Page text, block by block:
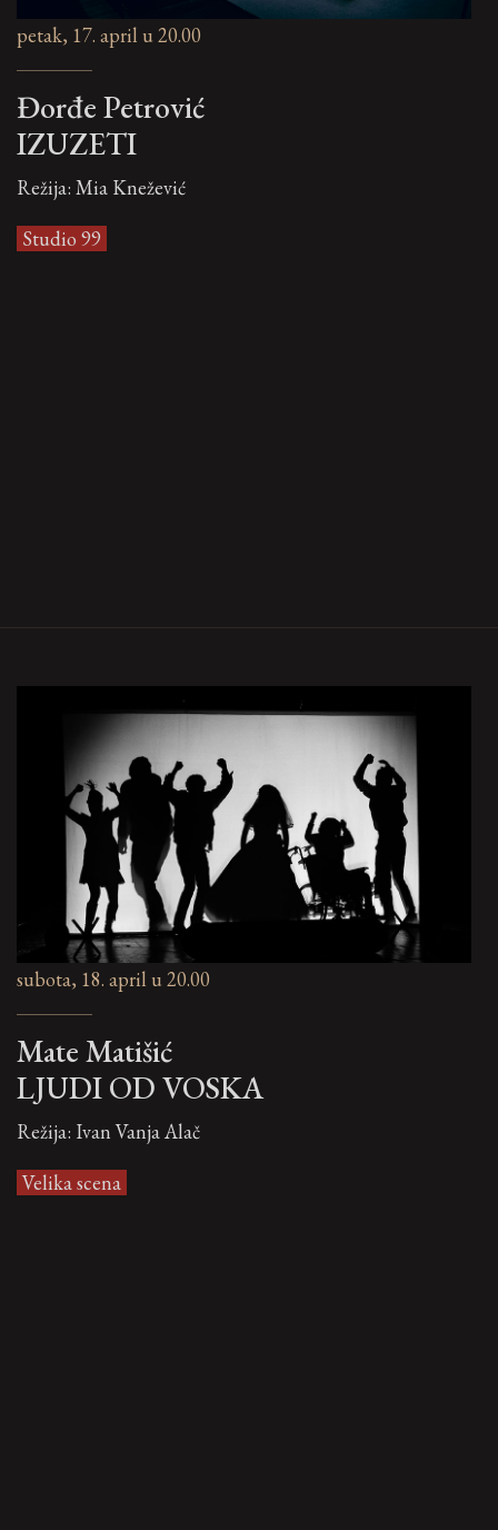
petak, 17. april u 20.00
Đorđe Petrović
IZUZETI
Režija: Mia Knežević
Studio 99
subota, 18. april u 20.00
Mate Matišić
LJUDI OD VOSKA
Režija: Ivan Vanja Alač
Velika scena